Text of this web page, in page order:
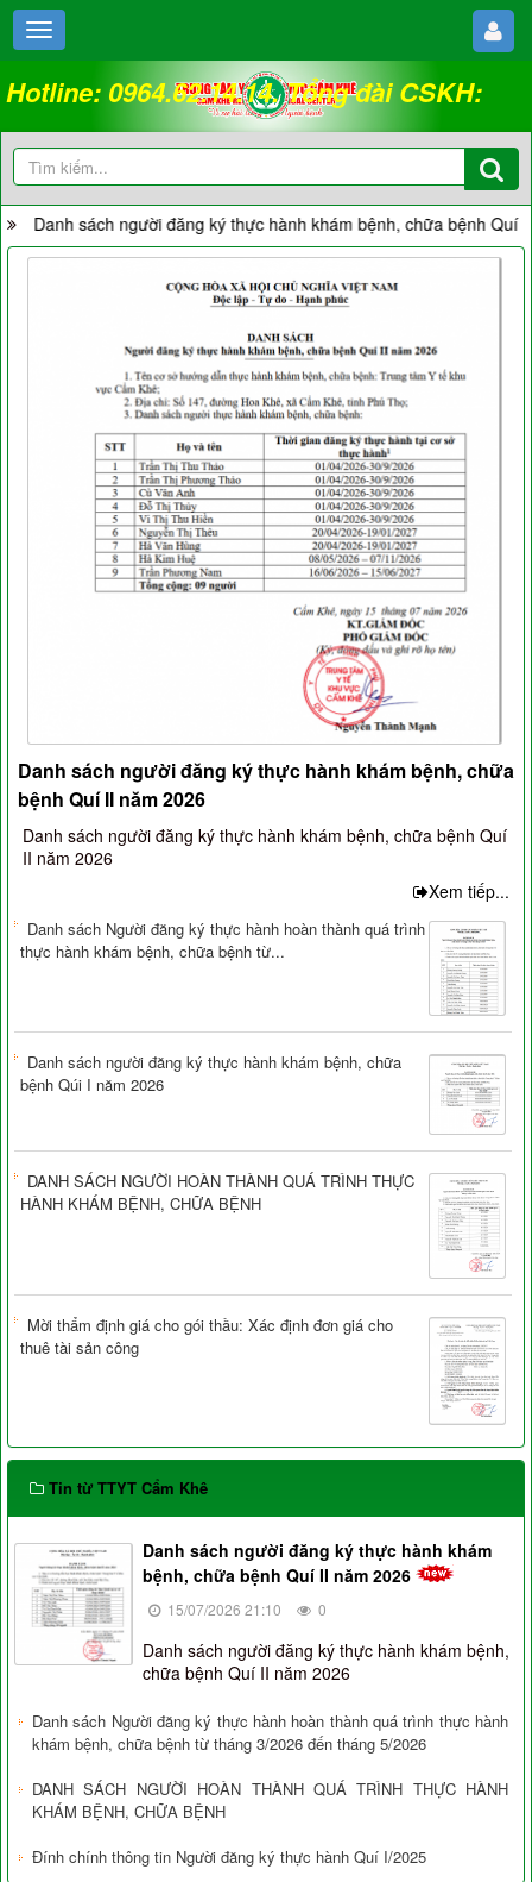
Hotline: 0964.62.14.14. Tổng đài CSKH:
18008262
sách người đăng ký thực hành khám bệnh, chữa bệnh Quí II
Danh sách người đăng ký thực hành khám bệnh, chữa
bệnh Quí II năm 2026
Danh sách người đăng ký thực hành khám bệnh, chữa bệnh Quí
II năm 2026
Xem tiếp...
Danh sách Người đăng ký thực hành hoàn thành quá trình
thực hành khám bệnh, chữa bệnh từ...
Danh sách người đăng ký thực hành khám bệnh, chữa
bệnh Qúi I năm 2026
DANH SÁCH NGƯỜI HOÀN THÀNH QUÁ TRÌNH THỰC
HÀNH KHÁM BỆNH, CHỮA BỆNH
Mời thẩm định giá cho gói thầu: Xác định đơn giá cho
thuê tài sản công
Tin từ TTYT Cẩm Khê
Danh sách người đăng ký thực hành khám
bệnh, chữa bệnh Quí II năm 2026
15/07/2026 21:10 0
Danh sách người đăng ký thực hành khám bệnh,
chữa bệnh Quí II năm 2026
Danh sách Người đăng ký thực hành hoàn thành quá trình thực hành
khám bệnh, chữa bệnh từ tháng 3/2026 đến tháng 5/2026
DANH SÁCH NGƯỜI HOÀN THÀNH QUÁ TRÌNH THỰC HÀNH
KHÁM BỆNH, CHỮA BỆNH
Đính chính thông tin Người đăng ký thực hành Quí I/2025